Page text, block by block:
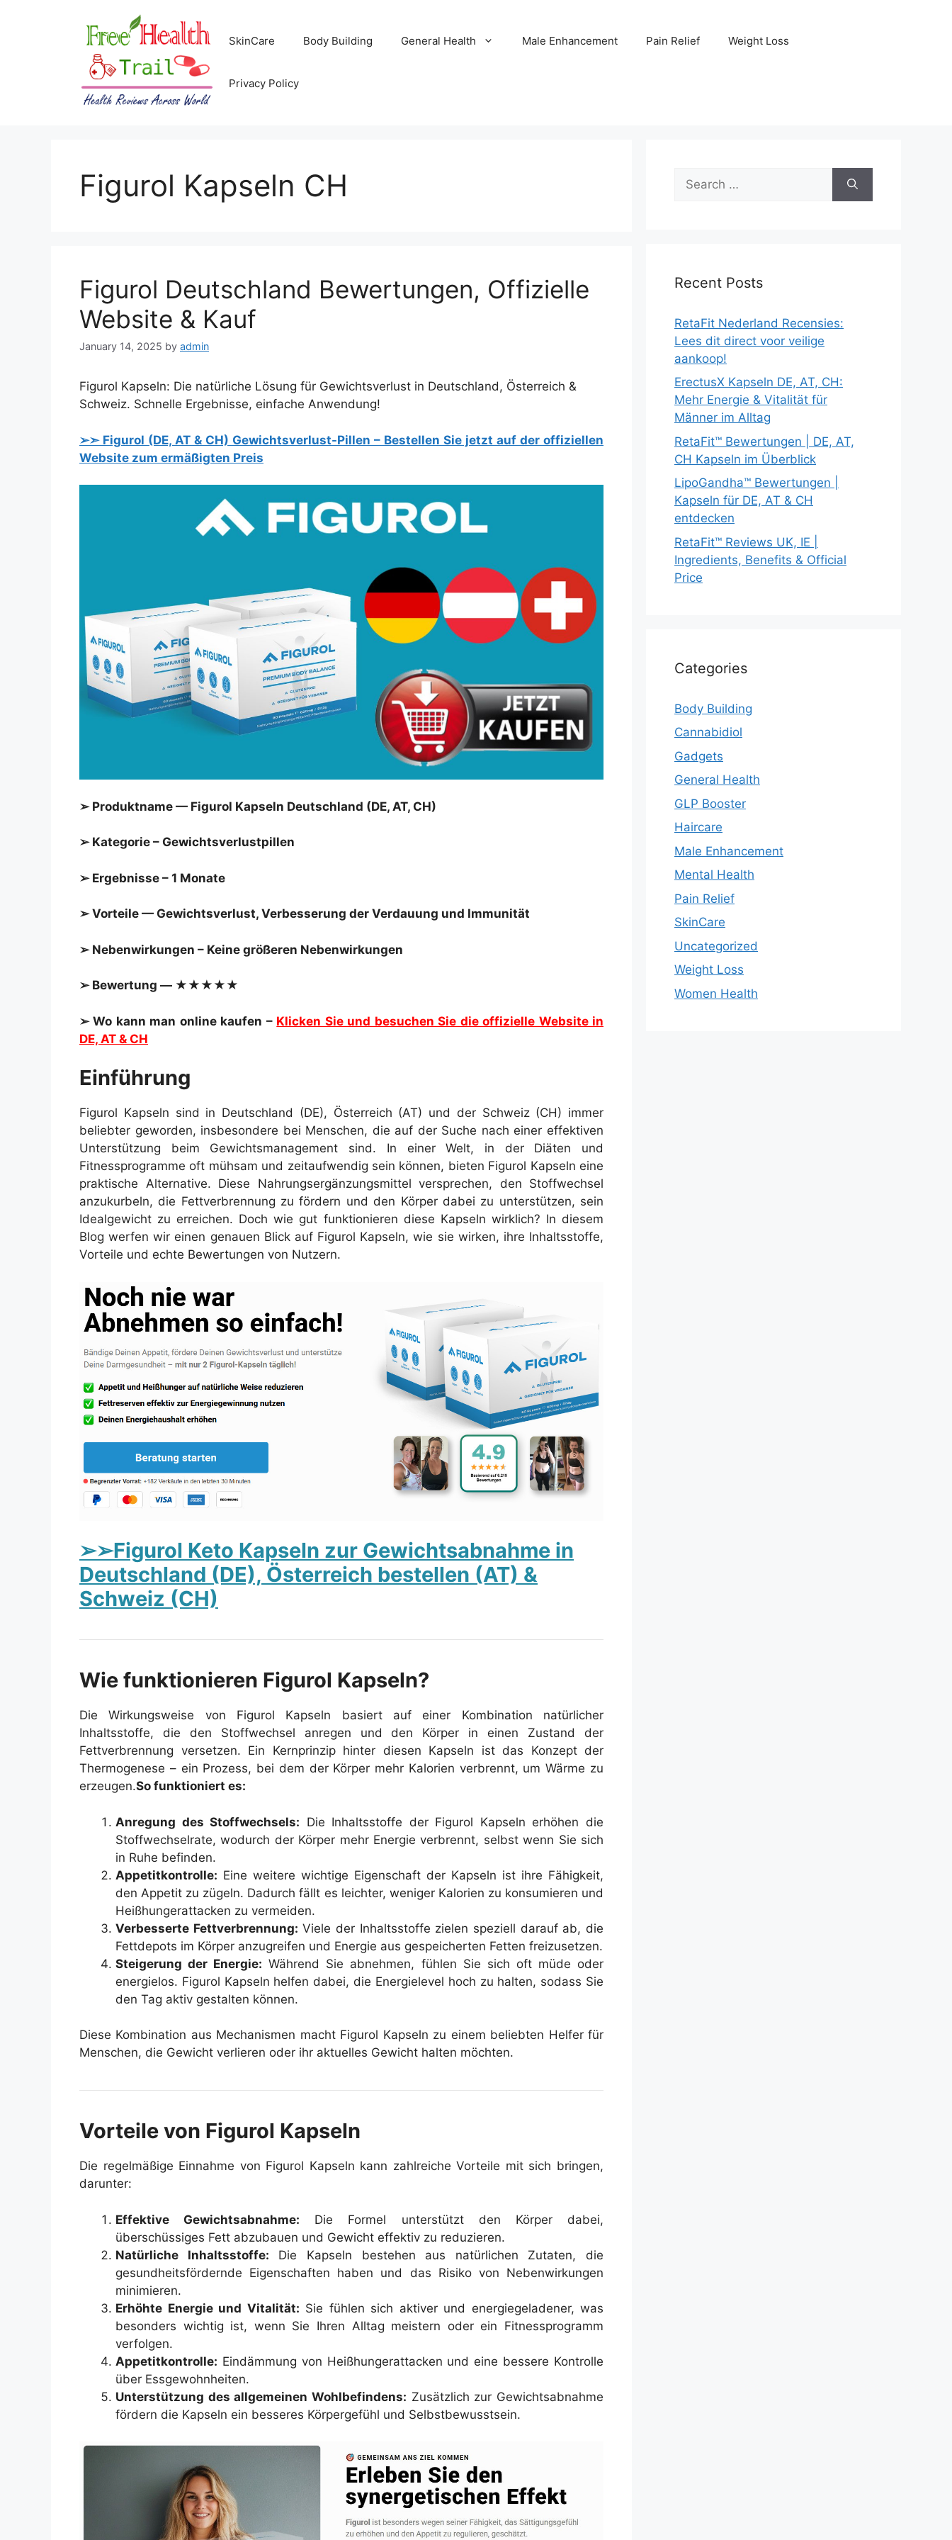
SkinCare Body Building General Health Male Enhancement Pain Relief Weight Loss
Privacy Policy
Figurol Kapseln CH
Figurol Deutschland Bewertungen, Offizielle
Website & Kauf
January 14, 2025 by admin
Figurol Kapseln: Die natürliche Lösung für Gewichtsverlust in Deutschland, Österreich &
Schweiz. Schnelle Ergebnisse, einfache Anwendung!
➢➣ Figurol (DE, AT & CH) Gewichtsverlust-Pillen – Bestellen Sie jetzt auf der offiziellen
Website zum ermäßigten Preis
➢ Produktname — Figurol Kapseln Deutschland (DE, AT, CH)
➢ Kategorie – Gewichtsverlustpillen
➢ Ergebnisse – 1 Monate
➢ Vorteile — Gewichtsverlust, Verbesserung der Verdauung und Immunität
➢ Nebenwirkungen – Keine größeren Nebenwirkungen
➢ Bewertung — ★★★★★
➢ Wo kann man online kaufen – Klicken Sie und besuchen Sie die offizielle Website in
DE, AT & CH
Einführung
Figurol Kapseln sind in Deutschland (DE), Österreich (AT) und der Schweiz (CH) immer
beliebter geworden, insbesondere bei Menschen, die auf der Suche nach einer effektiven
Unterstützung beim Gewichtsmanagement sind. In einer Welt, in der Diäten und
Fitnessprogramme oft mühsam und zeitaufwendig sein können, bieten Figurol Kapseln eine
praktische Alternative. Diese Nahrungsergänzungsmittel versprechen, den Stoffwechsel
anzukurbeln, die Fettverbrennung zu fördern und den Körper dabei zu unterstützen, sein
Idealgewicht zu erreichen. Doch wie gut funktionieren diese Kapseln wirklich? In diesem
Blog werfen wir einen genauen Blick auf Figurol Kapseln, wie sie wirken, ihre Inhaltsstoffe,
Vorteile und echte Bewertungen von Nutzern.
➢➢Figurol Keto Kapseln zur Gewichtsabnahme in
Deutschland (DE), Österreich bestellen (AT) &
Schweiz (CH)
Wie funktionieren Figurol Kapseln?
Die Wirkungsweise von Figurol Kapseln basiert auf einer Kombination natürlicher
Inhaltsstoffe, die den Stoffwechsel anregen und den Körper in einen Zustand der
Fettverbrennung versetzen. Ein Kernprinzip hinter diesen Kapseln ist das Konzept der
Thermogenese – ein Prozess, bei dem der Körper mehr Kalorien verbrennt, um Wärme zu
erzeugen.So funktioniert es:
Anregung des Stoffwechsels: Die Inhaltsstoffe der Figurol Kapseln erhöhen die
Stoffwechselrate, wodurch der Körper mehr Energie verbrennt, selbst wenn Sie sich
in Ruhe befinden.
Appetitkontrolle: Eine weitere wichtige Eigenschaft der Kapseln ist ihre Fähigkeit,
den Appetit zu zügeln. Dadurch fällt es leichter, weniger Kalorien zu konsumieren und
Heißhungerattacken zu vermeiden.
Verbesserte Fettverbrennung: Viele der Inhaltsstoffe zielen speziell darauf ab, die
Fettdepots im Körper anzugreifen und Energie aus gespeicherten Fetten freizusetzen.
Steigerung der Energie: Während Sie abnehmen, fühlen Sie sich oft müde oder
energielos. Figurol Kapseln helfen dabei, die Energielevel hoch zu halten, sodass Sie
den Tag aktiv gestalten können.
Diese Kombination aus Mechanismen macht Figurol Kapseln zu einem beliebten Helfer für
Menschen, die Gewicht verlieren oder ihr aktuelles Gewicht halten möchten.
Vorteile von Figurol Kapseln
Die regelmäßige Einnahme von Figurol Kapseln kann zahlreiche Vorteile mit sich bringen,
darunter:
Effektive Gewichtsabnahme: Die Formel unterstützt den Körper dabei,
überschüssiges Fett abzubauen und Gewicht effektiv zu reduzieren.
Natürliche Inhaltsstoffe: Die Kapseln bestehen aus natürlichen Zutaten, die
gesundheitsfördernde Eigenschaften haben und das Risiko von Nebenwirkungen
minimieren.
Erhöhte Energie und Vitalität: Sie fühlen sich aktiver und energiegeladener, was
besonders wichtig ist, wenn Sie Ihren Alltag meistern oder ein Fitnessprogramm
verfolgen.
Appetitkontrolle: Eindämmung von Heißhungerattacken und eine bessere Kontrolle
über Essgewohnheiten.
Unterstützung des allgemeinen Wohlbefindens: Zusätzlich zur Gewichtsabnahme
fördern die Kapseln ein besseres Körpergefühl und Selbstbewusstsein.
for:
Recent Posts
RetaFit Nederland Recensies:
Lees dit direct voor veilige
aankoop!
ErectusX Kapseln DE, AT, CH:
Mehr Energie & Vitalität für
Männer im Alltag
RetaFit™ Bewertungen | DE, AT,
CH Kapseln im Überblick
LipoGandha™ Bewertungen |
Kapseln für DE, AT & CH
entdecken
RetaFit™ Reviews UK, IE |
Ingredients, Benefits & Official
Price
Categories
Body Building
Cannabidiol
Gadgets
General Health
GLP Booster
Haircare
Male Enhancement
Mental Health
Pain Relief
SkinCare
Uncategorized
Weight Loss
Women Health